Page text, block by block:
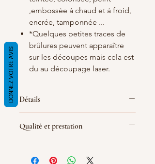
,embossée à chaud et à froid,
encrée, tamponnée ...
*Quelques petites traces de
brûlures peuvent apparaître
sur les découpes mais cela est
du au découpage laser.
Détails
1.5 d'épaisseur
peu varier)
Qualité et prestation
les découpes sont réalisé le jour de la
DONNEZ VOTRE AVIS